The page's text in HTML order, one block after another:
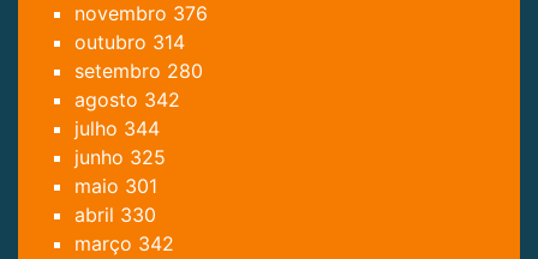
novembro 376
outubro 314
setembro 280
agosto 342
julho 344
junho 325
maio 301
abril 330
março 342